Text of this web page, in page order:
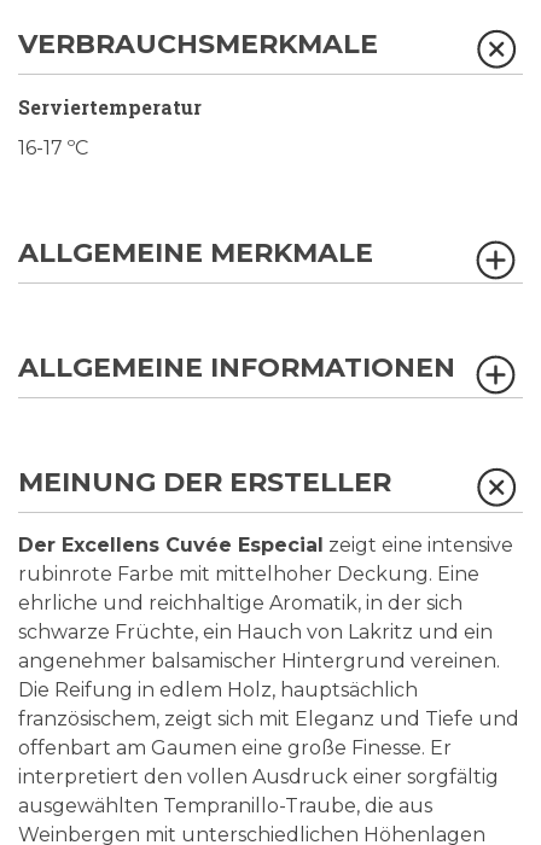
VERBRAUCHSMERKMALE
Serviertemperatur
16-17 ºC
ALLGEMEINE MERKMALE
ALLGEMEINE INFORMATIONEN
MEINUNG DER ERSTELLER
Der Excellens Cuvée Especial zeigt eine intensive
rubinrote Farbe mit mittelhoher Deckung. Eine
ehrliche und reichhaltige Aromatik, in der sich
schwarze Früchte, ein Hauch von Lakritz und ein
angenehmer balsamischer Hintergrund vereinen.
Die Reifung in edlem Holz, hauptsächlich
französischem, zeigt sich mit Eleganz und Tiefe und
offenbart am Gaumen eine große Finesse. Er
interpretiert den vollen Ausdruck einer sorgfältig
ausgewählten Tempranillo-Traube, die aus
Weinbergen mit unterschiedlichen Höhenlagen